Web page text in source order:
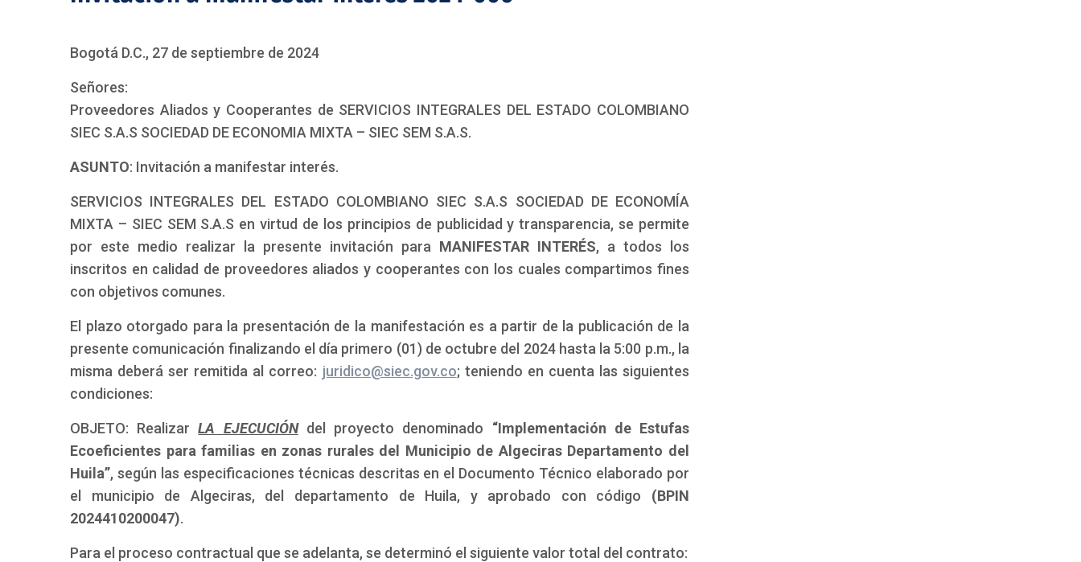
Bogotá D.C., 27 de septiembre de 2024
Señores:
Proveedores Aliados y Cooperantes de SERVICIOS INTEGRALES DEL ESTADO COLOMBIANO
SIEC S.A.S SOCIEDAD DE ECONOMIA MIXTA – SIEC SEM S.A.S.
ASUNTO: Invitación a manifestar interés.
SERVICIOS INTEGRALES DEL ESTADO COLOMBIANO SIEC S.A.S SOCIEDAD DE ECONOMÍA
MIXTA – SIEC SEM S.A.S en virtud de los principios de publicidad y transparencia, se permite
por este medio realizar la presente invitación para MANIFESTAR INTERÉS, a todos los
inscritos en calidad de proveedores aliados y cooperantes con los cuales compartimos fines
con objetivos comunes.
El plazo otorgado para la presentación de la manifestación es a partir de la publicación de la
presente comunicación finalizando el día primero (01) de octubre del 2024 hasta la 5:00 p.m., la
misma deberá ser remitida al correo: juridico@siec.gov.co; teniendo en cuenta las siguientes
condiciones:
OBJETO: RealizarLA EJECUCIÓN del proyecto denominado “Implementación de Estufas
Ecoeficientes para familias en zonas rurales del Municipio de Algeciras Departamento del
Huila”, según las especificaciones técnicas descritas en el Documento Técnico elaborado por
el municipio de Algeciras, del departamento de Huila, y aprobado con código (BPIN
2024410200047).
Para el proceso contractual que se adelanta, se determinó el siguiente valor total del contrato: